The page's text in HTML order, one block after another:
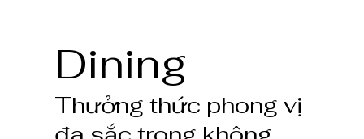
Dining
Thưởng thức phong vị